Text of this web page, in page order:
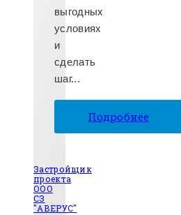
выгодных
условиях
и
сделать
шаг...
Подробнее
Застройщик
проекта
ООО
СЗ
"АВЕРУС"